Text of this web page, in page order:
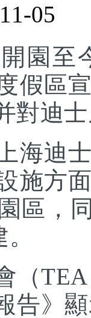
05
開園
假區
對迪
海迪
施方
區，
（
告》